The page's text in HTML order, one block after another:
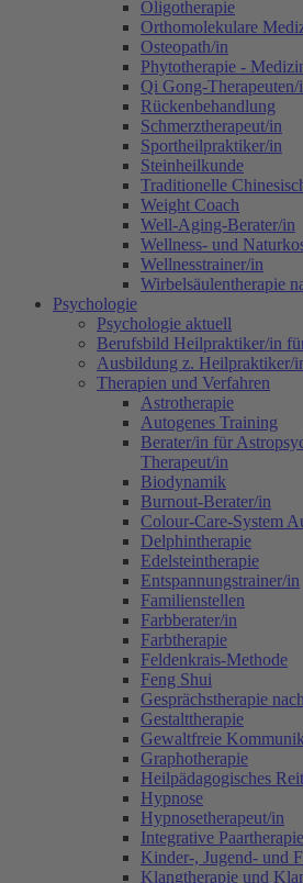
Oligotherapie
Orthomolekulare
Osteopath/in
Phytotherapie -
Qi Gong-Therapeuten/
Rückenbehandlung
Schmerztherapeut/in
Sportheilpraktiker/in
Steinheilkunde
Traditionelle
Weight Coach
Well-Aging-Berater/in
Wellness- und
Wellnesstrainer/in
Wirbelsäulentherapie
Psychologie
Psychologie aktuell
Berufsbild Heilpraktiker/in
Ausbildung z. Heilpraktiker/
Therapien und Verfahren
Astrotherapie
Autogenes Training
Berater/in für
Therapeut/in
Biodynamik
Burnout-Berater/in
Colour-Care-System
Delphintherapie
Edelsteintherapie
Entspannungstrainer/in
Familienstellen
Farbberater/in
Farbtherapie
Feldenkrais-Methode
Feng Shui
Gesprächstherapie
Gestalttherapie
Gewaltfreie
Graphotherapie
Heilpädagogisches
Hypnose
Hypnosetherapeut/in
Integrative Paartherapie
Kinder-, Jugend- und
Klangtherapie und